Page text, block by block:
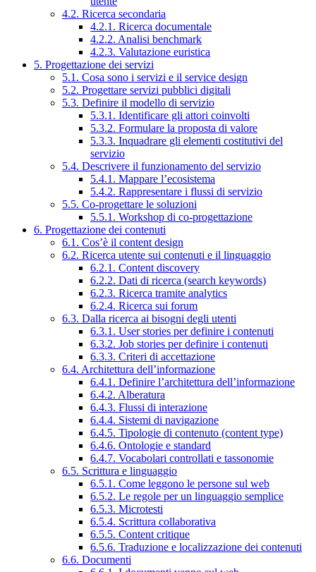
4.2. Ricerca secondaria
4.2.1. Ricerca documentale
4.2.2. Analisi benchmark
4.2.3. Valutazione euristica
5. Progettazione dei servizi
5.1. Cosa sono i servizi e il service design
5.2. Progettare servizi pubblici digitali
5.3. Definire il modello di servizio
5.3.1. Identificare gli attori coinvolti
5.3.2. Formulare la proposta di valore
5.3.3. Inquadrare gli elementi costitutivi del
servizio
5.4. Descrivere il funzionamento del servizio
5.4.1. Mappare l’ecosistema
5.4.2. Rappresentare i flussi di servizio
5.5. Co-progettare le soluzioni
5.5.1. Workshop di co-progettazione
6. Progettazione dei contenuti
6.1. Cos’è il content design
6.2. Ricerca utente sui contenuti e il linguaggio
6.2.1. Content discovery
6.2.2. Dati di ricerca (search keywords)
6.2.3. Ricerca tramite analytics
6.2.4. Ricerca sui forum
6.3. Dalla ricerca ai bisogni degli utenti
6.3.1. User stories per definire i contenuti
6.3.2. Job stories per definire i contenuti
6.3.3. Criteri di accettazione
6.4. Architettura dell’informazione
6.4.1. Definire l’architettura dell’informazione
6.4.2. Alberatura
6.4.3. Flussi di interazione
6.4.4. Sistemi di navigazione
6.4.5. Tipologie di contenuto (content type)
6.4.6. Ontologie e standard
6.4.7. Vocabolari controllati e tassonomie
6.5. Scrittura e linguaggio
6.5.1. Come leggono le persone sul web
6.5.2. Le regole per un linguaggio semplice
6.5.3. Microtesti
6.5.4. Scrittura collaborativa
6.5.5. Content critique
6.5.6. Traduzione e localizzazione dei contenuti
6.6. Documenti